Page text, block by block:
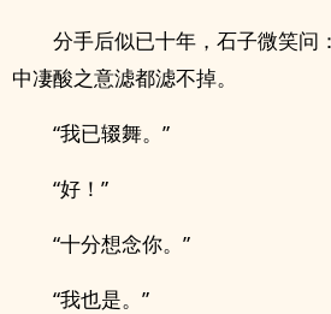
分手后似已十年，石子微笑问
中凄酸之意滤都滤不掉。
“我已辍舞。”
“好！”
“十分想念你。”
“我也是。”